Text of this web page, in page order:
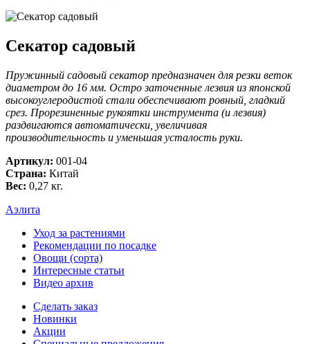
Секатор садовый
Пружинный садовый секатор предназначен для резки веток
диаметром до 16 мм. Остро заточенные лезвия из японской
высокоуглеродистой стали обеспечивают ровный, гладкий
срез. Прорезиненные рукоятки инструмента (и лезвия)
раздвигаются автоматически, увеличивая
производительность и уменьшая усталость руки.
Артикул: 001-04
Страна: Китай
Вес: 0,27 кг.
Аэлита
Уход за растениями
Рекомендации по посадке
Овощи (сорта)
Интересные статьи
Видео архив
Сделать заказ
Новинки
Акции